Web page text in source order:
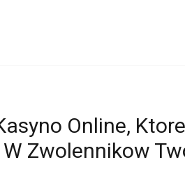
Online,
Zwolennikow